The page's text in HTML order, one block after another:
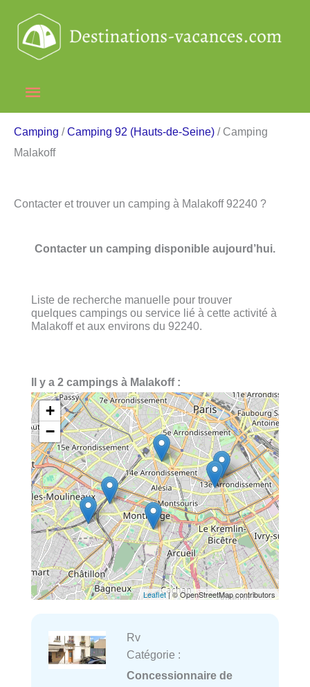
contenu
Menu
principal
Camping /Camping 92 (Hauts-de-Seine) / Camping
Malakoff
Contacter et trouver un camping à Malakoff 92240 ?
Contacter un camping disponible aujourd’hui.
Liste de recherche manuelle pour trouver
quelques campings ou service lié à cette activité à
Malakoff et aux environs du 92240.
Il y a 2 campings à Malakoff :
+
−
Leaflet| © OpenStreetMap contributors
Rv
Catégorie :
Concessionnaire de